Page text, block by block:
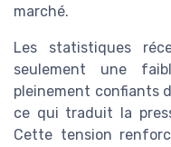
marché.
Les statistiques
seulement une
pleinement confiants
ce qui traduit la
Cette tension